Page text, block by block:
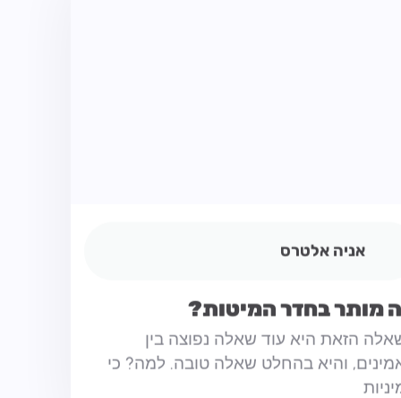
הזאת היא עוד שאלה נפוצה בין
והיא בהחלט שאלה טובה. למה? כי